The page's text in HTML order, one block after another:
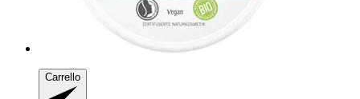
Carrello